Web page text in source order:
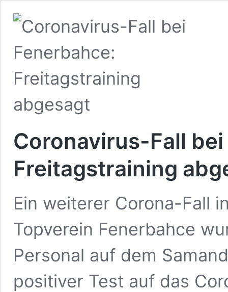
Coronavirus-Fall
Freitagstraining
Ein weiterer Corona-Fall
Topverein Fenerbahce
Personal auf dem
positiver Test auf das